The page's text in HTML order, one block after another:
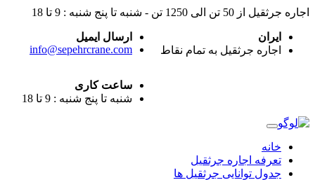
اجاره جرثقیل از 50 تن الی 1250 تن - شنبه تا پنج شنبه : 9 تا 18
ایران
اجاره جرثقیل به تمام نقاط
ارسال ایمیل
info@sepehrcrane.com
ساعت کاری
شنبه تا پنج شنبه : 9 تا 18
خانه
تعرفه اجاره جرثقیل
جدول توانایی جرثقیل ها